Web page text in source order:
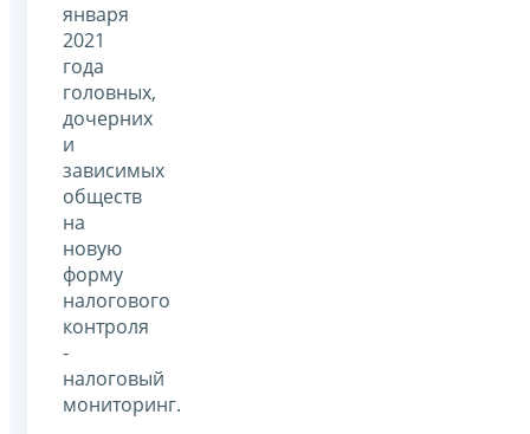
января
2021
года
головных,
дочерних
и
зависимых
обществ
на
новую
форму
налогового
контроля
-
налоговый
мониторинг.